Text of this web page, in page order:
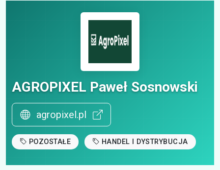
AGROPIXEL Paweł Sosnowski
agropixel.pl
POZOSTAŁE HANDEL I DYSTRYBUCJA